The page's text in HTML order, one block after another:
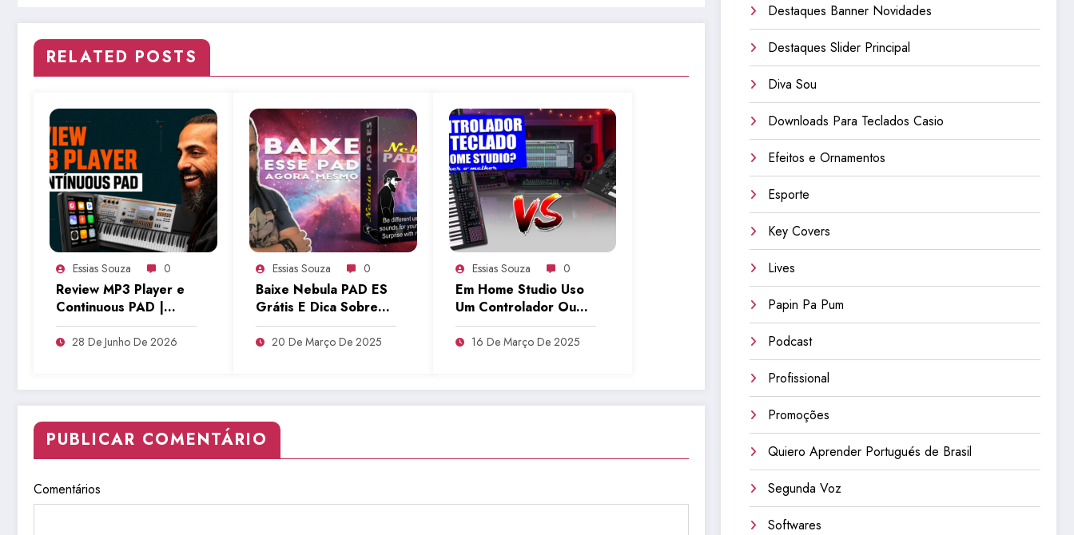
RELATED POSTS
Essias Souza 0
Review MP3 Player e
Continuous PAD |
Tudo Sobre Teclado
Musical
28 De Junho De 2026
Essias Souza 0
Baixe Nebula PAD ES
Grátis E Dica Sobre
Setup | Tudo Sobre
Teclado Musical
20 De Março De 2025
Essias Souza 0
Em Home Studio Uso
Um Controlador Ou
Teclado Com MIDI? |
Tudo Sobre Teclado
16 De Março De 2025
PUBLICAR COMENTÁRIO
Comentários
Destaques Banner Novidades
Destaques Slider Principal
Diva Sou
Downloads Para Teclados Casio
Efeitos e Ornamentos
Esporte
Key Covers
Lives
Papin Pa Pum
Podcast
Profissional
Promoções
Quiero Aprender Portugués de Brasil
Segunda Voz
Softwares